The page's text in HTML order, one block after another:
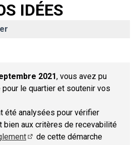
IDÉES
2021, vous avez pu
le quartier et soutenir vos
été analysées pour vérifier
bien aux critères de recevabilité
de cette démarche